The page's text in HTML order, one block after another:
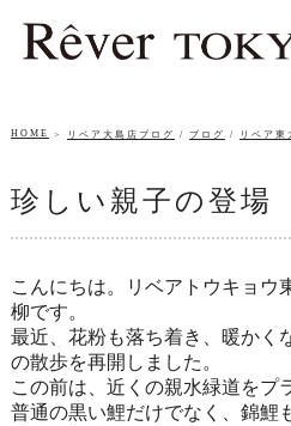
HOME リベア大島店ブログ / ブログ / リベア東
珍しい親子の登場
こんにちは。リベアトウキョウ
柳です。
最近、花粉も落ち着き、暖かく
の散歩を再開しました。
この前は、近くの親水緑道をプ
普通の黒い鯉だけでなく、錦鯉